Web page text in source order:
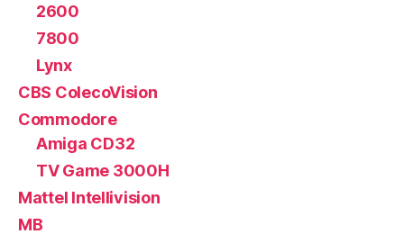
2600
7800
Lynx
CBS ColecoVision
Commodore
Amiga CD32
TV Game 3000H
Mattel Intellivision
MB